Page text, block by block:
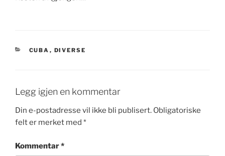
KATEGORIER
CUBA , DIVERSE
Legg igjen en kommentar
Din e-postadresse vil ikke bli publisert. Obligatoriske
felt er merket med *
Kommentar*